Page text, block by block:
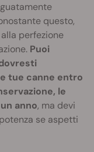
questo,
perfezione
Puoi
tue canne entro
le
anno, ma devi
se aspetti